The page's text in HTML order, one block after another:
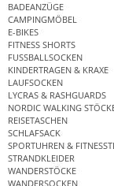
BADEANZÜGE
CAMPINGMÖBEL
E-BIKES
FITNESS SHORTS
FUSSBALLSOCKEN
KINDERTRAGEN & KRAXE
LAUFSOCKEN
LYCRAS & RASHGUARDS
NORDIC WALKING
REISETASCHEN
SCHLAFSACK
SPORTUHREN &
STRANDKLEIDER
WANDERSTÖCKE
WANDERSOCKEN